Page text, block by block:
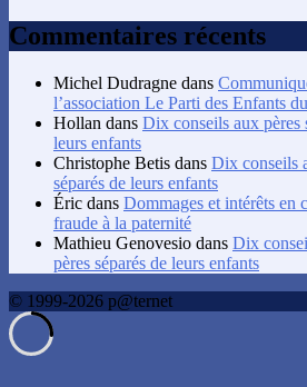
Commentaires récents
Michel Dudragne dans
l’association Le Parti des Enfants
Hollan dans Dix conseils aux pères
leurs enfants
Christophe Betis dans Dix conseils
séparés de leurs enfants
Éric dans Dommages et intérêts en
fraude à la paternité
Mathieu Genovesio dans Dix
pères séparés de leurs enfants
© 1999-2026 p@ternet